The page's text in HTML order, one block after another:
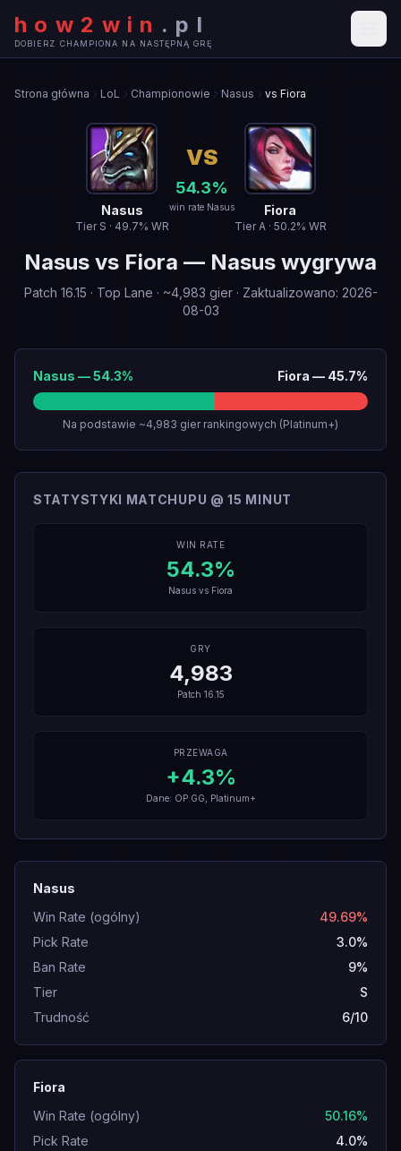
how2win . pl
DOBIERZ CHAMPIONA NA NASTĘPNĄ GRĘ
Strona główna LoL Championowie Nasus vs Fiora
Nasus
Tier S · 49.7% WR
VS
54.3%
win rate Nasus Fiora
TierA· 50.2% WR
Nasus vs Fiora — Nasus wygrywa
Patch 16.15 · Top Lane · ~4,983 gier· Zaktualizowano: 2026-
08-03
Nasus —54.3% Fiora — 45.7%
Na podstawie ~4,983 gier rankingowych (Platinum+)
STATYSTYKI MATCHUPU @ 15 MINUT
WIN RATE
54.3%
Nasus vs Fiora
GRY
4,983
Patch 16.15
PRZEWAGA
+4.3%
Dane: OP.GG, Platinum+
Nasus
Win Rate (ogólny)
49.69%
Pick Rate
3.0%
Ban Rate
9%
Tier
S
Trudność
6/10
Fiora
Win Rate (ogólny)
50.16%
Pick Rate
4.0%